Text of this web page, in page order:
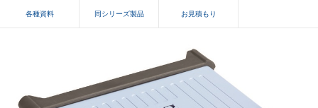
各種資料 同シリーズ製品 お見積もり